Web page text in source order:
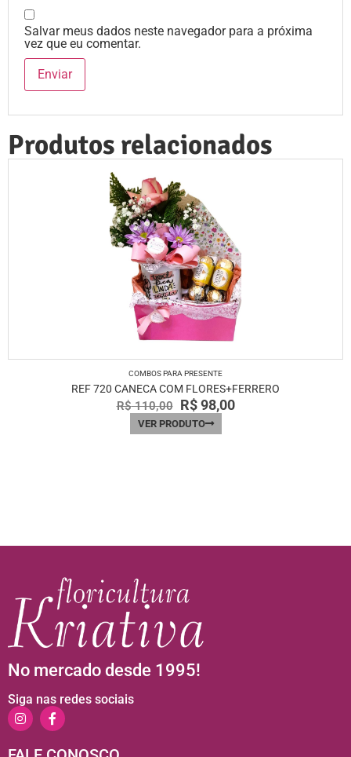
Salvar meus dados neste navegador para a próxima
vez que eu comentar.
Produtos relacionados
COMBOS PARA PRESENTE
REF 720 CANECA COM FLORES+FERRERO
R$110,00 R$98,00
VER PRODUTO
No mercado desde 1995!
Siga nas redes sociais